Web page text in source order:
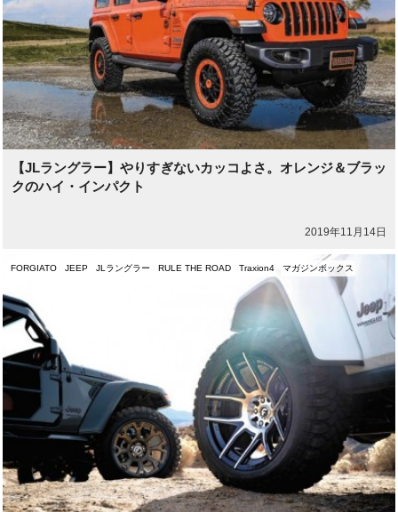
【JLラングラー】やりすぎないカッコよさ。オレンジ＆ブラッ
クのハイ・インパクト
2019年11月14日
FORGIATO JEEP JLラングラー RULE THE ROAD Traxion4 マガジンボックス